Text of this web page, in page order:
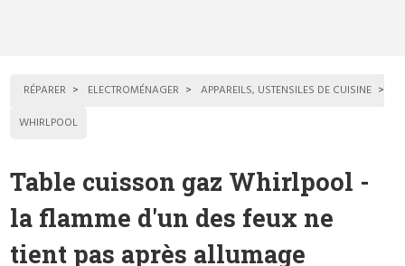
RÉPARER ELECTROMÉNAGER
APPAREILS, USTENSILES DE CUISINE
WHIRLPOOL
Table cuisson gaz Whirlpool -
la flamme d'un des feux ne
tient pas après allumage